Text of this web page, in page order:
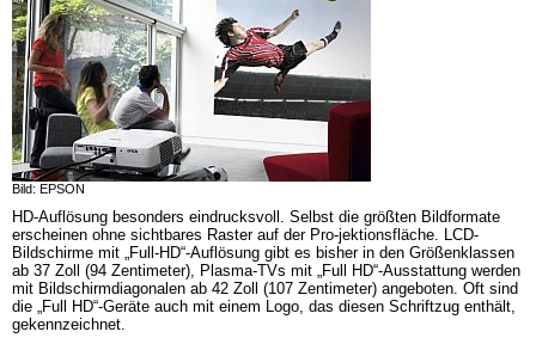
Bild: EPSON
HD-Auflösung besonders eindrucksvoll. Selbst die größten Bildformate
erscheinen ohne sichtbares Raster auf der Pro-jektionsfläche. LCD-
Bildschirme mit „Full-HD“-Auflösung gibt es bisher in den Größenklassen
ab 37 Zoll (94 Zentimeter), Plasma-TVs mit „Full HD“-Ausstattung werden
mit Bildschirmdiagonalen ab 42 Zoll (107 Zentimeter) angeboten. Oft sind
die „Full HD“-Geräte auch mit einem Logo, das diesen Schriftzug enthält,
gekennzeichnet.